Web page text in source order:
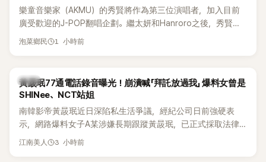
樂童音樂家（AKMU）的秀賢將作為第三位演唱者，加入目前
廣受歡迎的J-POP翻唱企劃。繼太妍和Hanroro之後，秀賢已
獲選為第三首翻唱歌曲的主唱，並於近期完成錄音。
泡菜鄉民 1 小時前
韓星
黃晸珉77通電話錄音曝光！崩潰喊「拜託放過我」 爆料女曾是
SHINee、NCT站姐
南韓影帝黃晸珉近日深陷私生活爭議，經紀公司日前強硬表
示，網路爆料女子A某涉嫌長期跟蹤黃晸珉，已正式採取法律
行動。不過，A並未停止發聲，持續透過社群平台公開爆料，反
江南美人 3 小時前